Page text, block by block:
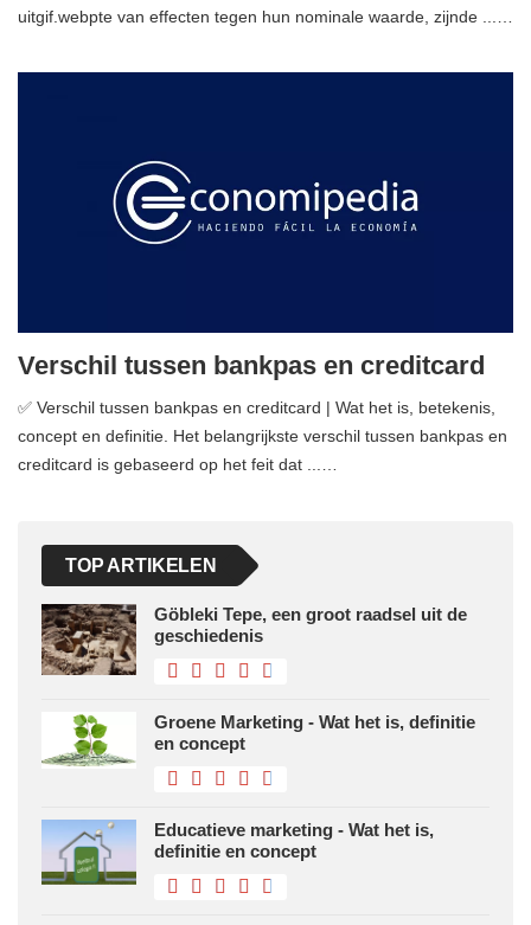
uitgif.webpte van effecten tegen hun nominale waarde, zijnde ...…
Verschil tussen bankpas en creditcard
✅ Verschil tussen bankpas en creditcard | Wat het is, betekenis,
concept en definitie. Het belangrijkste verschil tussen bankpas en
creditcard is gebaseerd op het feit dat ...…
TOP ARTIKELEN
Göbleki Tepe, een groot raadsel uit de
geschiedenis
Groene Marketing - Wat het is, definitie
en concept
Educatieve marketing - Wat het is,
definitie en concept